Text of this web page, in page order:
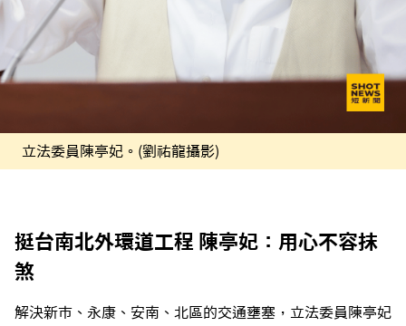
立法委員陳亭妃。(劉祐龍攝影)
挺台南北外環道工程 陳亭妃：用心不容抹
煞
解決新市、永康、安南、北區的交通壅塞，立法委員陳亭妃